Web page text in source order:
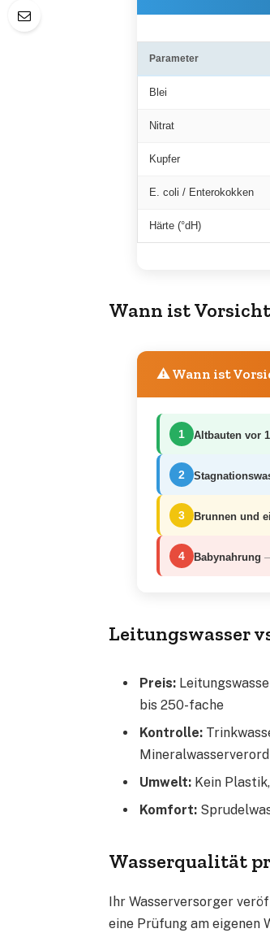
Parameter
Blei
Nitrat
Kupfer
E. coli / Enterokokken
Härte (°dH)
Wann ist
⚠️ Wann ist
1 Altbauten vor
2
3 Brunnen und
4 Babynahrung
Leitungswasser
Preis:
bis 250-fache
Kontrolle:
Umwelt: Kein
Komfort:
Wasserqualität
Ihr Wasserversorger
eine Prüfung am eigenen